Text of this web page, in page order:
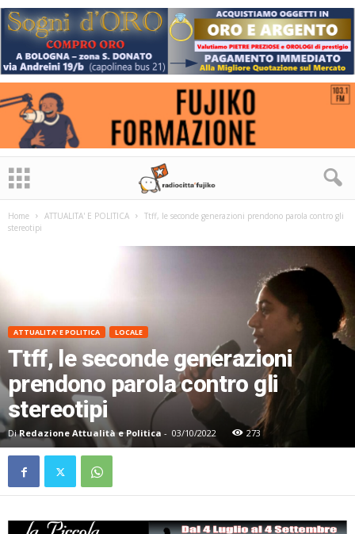
Home ATTUALITA' E POLITICA
Ttff, le seconde generazioni prendono parola contro gli
stereotipi
ATTUALITA' E POLITICA LOCALE
Ttff, le seconde generazioni
prendono parola contro gli
stereotipi
Di Redazione Attualità e Politica - 03/10/2022 273